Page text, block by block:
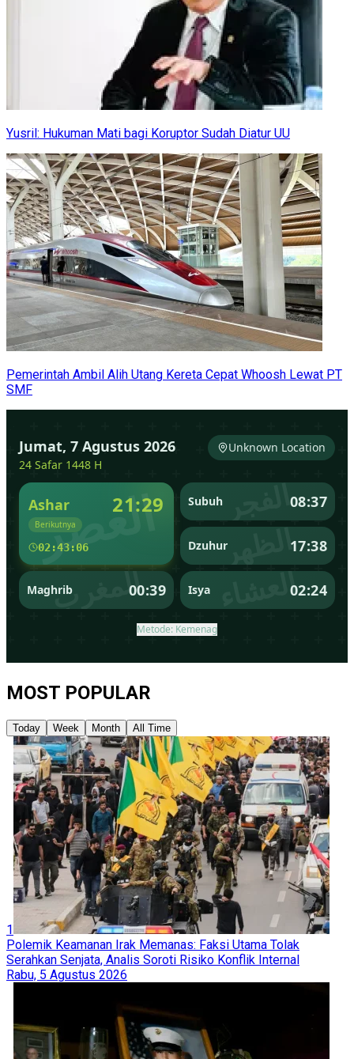
Yusril: Hukuman Mati bagi Koruptor Sudah Diatur UU
Pemerintah Ambil Alih Utang Kereta Cepat Whoosh Lewat PT
SMF
MOST POPULAR
Today Week Month All Time
1
Polemik Keamanan Irak Memanas: Faksi Utama Tolak
Serahkan Senjata, Analis Soroti Risiko Konflik Internal
Rabu, 5 Agustus 2026